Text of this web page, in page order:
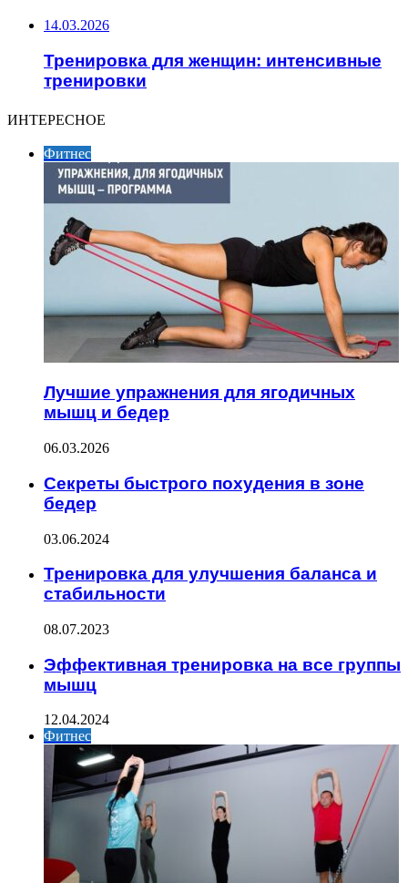
14.03.2026
Тренировка для женщин: интенсивные
тренировки
ИНТЕРЕСНОЕ
Фитнес
Лучшие упражнения для ягодичных
мышц и бедер
06.03.2026
Секреты быстрого похудения в зоне
бедер
03.06.2024
Тренировка для улучшения баланса и
стабильности
08.07.2023
Эффективная тренировка на все группы
мышц
12.04.2024
Фитнес